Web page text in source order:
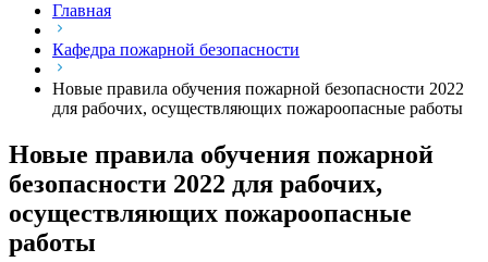
Главная
Кафедра пожарной безопасности
Новые правила обучения пожарной безопасности 2022
для рабочих, осуществляющих пожароопасные работы
Новые правила обучения пожарной
безопасности 2022 для рабочих,
осуществляющих пожароопасные
работы